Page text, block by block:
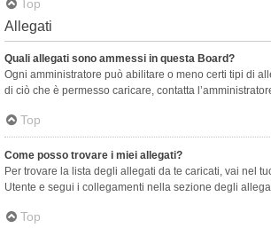
Top
Allegati
Quali allegati sono ammessi in questa Board?
Ogni amministratore può abilitare o meno certi tipi di
di ciò che è permesso caricare, contatta
Top
Come posso trovare i miei allegati?
Per trovare la lista degli allegati da te caricati, vai nel
Utente e segui i collegamenti nella sezione degli
Top